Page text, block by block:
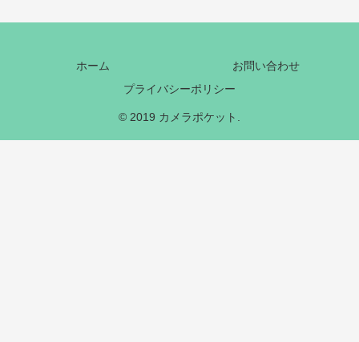
ホーム
お問い合わせ
プライバシーポリシー
© 2019 カメラポケット.